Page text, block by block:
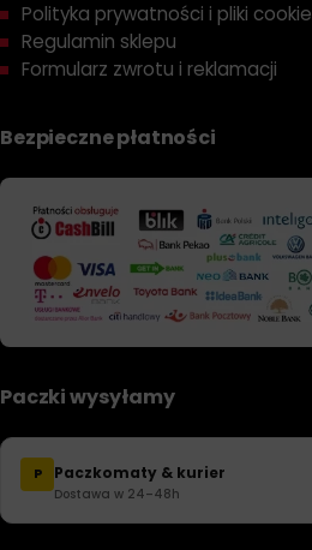
Polityka prywatności i pliki cookie
Regulamin sklepu
Formularz zwrotu i reklamacji
Bezpieczne płatności
Paczki wysyłamy
P Paczkomaty & kurier
Dostawa w 24–48h